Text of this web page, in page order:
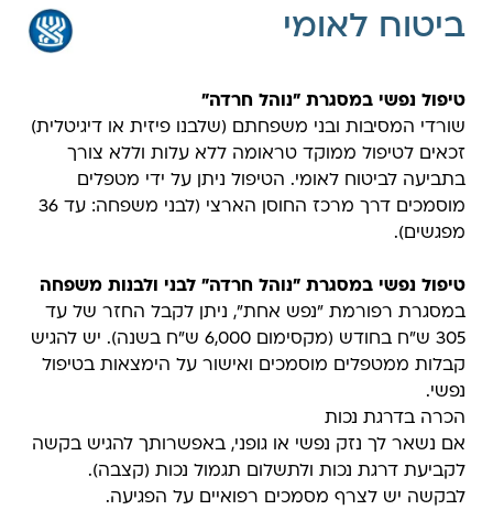
ביטוח לאומי
טיפול נפשי במסגרת "נוהל חרדה"
שורדי המסיבות ובני משפחתם (שלבנו פיזית או דיגיטלית)
זכאים לטיפול ממוקד טראומה ללא עלות וללא צורך
בתביעה לביטוח לאומי. הטיפול ניתן על ידי מטפלים
מוסמכים דרך מרכז החוסן הארצי
(לבני משפחה: עד 36
מפגשים).
טיפול נפשי במסגרת "נוהל חרדה" לבני ולבנות משפחה
במסגרת רפורמת "נפש אחת", ניתן לקבל החזר של עד
305 ש"ח בחודש (מקסימום 6,000 ש"ח בשנה). יש להגיש
קבלות ממטפלים מוסמכים ואישור על הימצאות בטיפול
נפשי.
הכרה בדרגת נכות
אם נשאר לך נזק נפשי או גופני, באפשרותך להגיש בקשה
לקביעת דרגת נכות ולתשלום תגמול נכות (קצבה).
לבקשה יש לצרף מסמכים רפואיים על הפגיעה.